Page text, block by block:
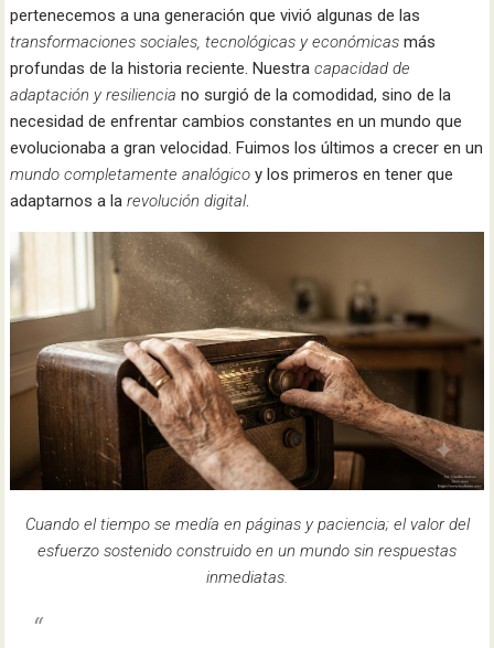
pertenecemos a una generación que vivió algunas de las
transformaciones sociales, tecnológicas y económicas más
profundas de la historia reciente. Nuestracapacidad de
adaptación y resiliencia no surgió de la comodidad, sino de la
necesidad de enfrentar cambios constantes en un mundo que
evolucionaba a gran velocidad. Fuimos los últimos a crecer en un
mundo completamente analógico y los primeros en tener que
adaptarnos a larevolución digital.
Cuando el tiempo se medía en páginas y paciencia; el valor del
esfuerzo sostenido construido en un mundo sin respuestas
inmediatas.